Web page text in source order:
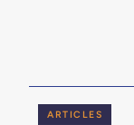
ARTICLES